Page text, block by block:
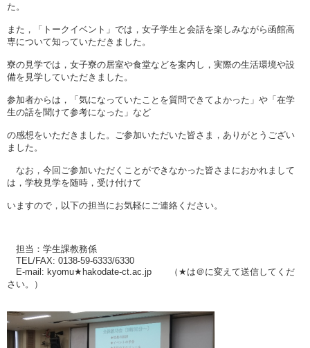
た。
また，「トークイベント」では，女子学生と会話を楽しみながら函館高
専について知っていただきました。
寮の見学では，女子寮の居室や食堂などを案内し，実際の生活環境や設
備を見学していただきました。
参加者からは，「気になっていたことを質問できてよかった」や「在学
生の話を聞けて参考になった」など
の感想をいただきました。ご参加いただいた皆さま，ありがとうござい
ました。
なお，今回ご参加いただくことができなかった皆さまにおかれまして
は，学校見学を随時，受け付けて
いますので，以下の担当にお気軽にご連絡ください。
担当：学生課教務係
TEL/FAX: 0138-59-6333/6330
E-mail: kyomu★hakodate-ct.ac.jp （★は＠に変えて送信してくだ
さい。）